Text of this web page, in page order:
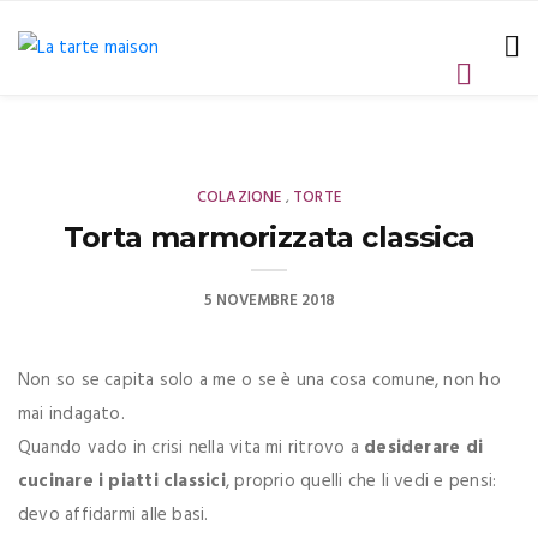
COLAZIONE , TORTE
Torta marmorizzata classica
5 NOVEMBRE 2018
Non so se capita solo a me o se è una cosa comune, non ho
mai indagato.
Quando vado in crisi nella vita mi ritrovo a desiderare di
cucinare i piatti classici, proprio quelli che li vedi e pensi:
devo affidarmi alle basi.